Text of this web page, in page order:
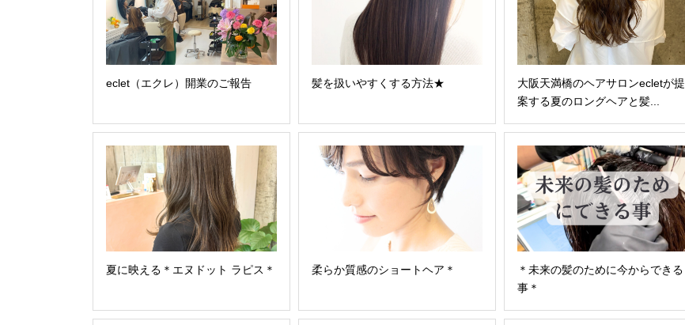
eclet（エクレ）開業のご報告 髪を扱いやすくする方法★
大阪天満橋のヘアサロンecletが提
案する夏のロングヘアと髪...
夏に映える＊エヌドット ラピス＊ 柔らか質感のショートヘア＊
＊未来の髪のために今からできる
事＊